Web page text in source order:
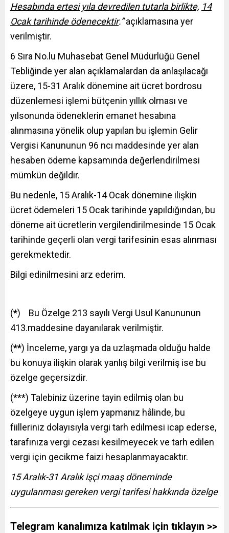
Hesabında ertesi yıla devredilen tutarla birlikte, 14
Ocak tarihinde ödenecektir.”açıklamasına yer
verilmiştir.
6 Sıra No.lu Muhasebat Genel Müdürlüğü Genel
Tebliğinde yer alan açıklamalardan da anlaşılacağı
üzere, 15-31 Aralık dönemine ait ücret bordrosu
düzenlemesi işlemi bütçenin yıllık olması ve
yılsonunda ödeneklerin emanet hesabına
alınmasına yönelik olup yapılan bu işlemin Gelir
Vergisi Kanununun 96 ncı maddesinde yer alan
hesaben ödeme kapsamında değerlendirilmesi
mümkün değildir.
Bu nedenle, 15 Aralık-14 Ocak dönemine ilişkin
ücret ödemeleri 15 Ocak tarihinde yapıldığından, bu
döneme ait ücretlerin vergilendirilmesinde 15 Ocak
tarihinde geçerli olan vergi tarifesinin esas alınması
gerekmektedir.
Bilgi edinilmesini arz ederim.
(*) Bu Özelge 213 sayılı Vergi Usul Kanununun
413.maddesine dayanılarak verilmiştir.
(**) İnceleme, yargı ya da uzlaşmada olduğu halde
bu konuya ilişkin olarak yanlış bilgi verilmiş ise bu
özelge geçersizdir.
(***) Talebiniz üzerine tayin edilmiş olan bu
özelgeye uygun işlem yapmanız hâlinde, bu
fiilleriniz dolayısıyla vergi tarh edilmesi icap ederse,
tarafınıza vergi cezası kesilmeyecek ve tarh edilen
vergi için gecikme faizi hesaplanmayacaktır.
15 Aralık-31 Aralık işçi maaş döneminde
uygulanması gereken vergi tarifesi hakkında özelge
Telegram kanalımıza katılmak için tıklayın >>